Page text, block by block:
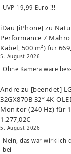
UVP 19,99 Euro !!!
iDau [iPhone] zu
Performance 7
Kabel, 500 m²) für
5. August 2026
Ohne Kamera wäre
Andre zu [beendet]
32GX870B 32″ 4K-
Monitor (240 Hz) für
1.277,02€
5. August 2026
Nein, das war wirklich
bei